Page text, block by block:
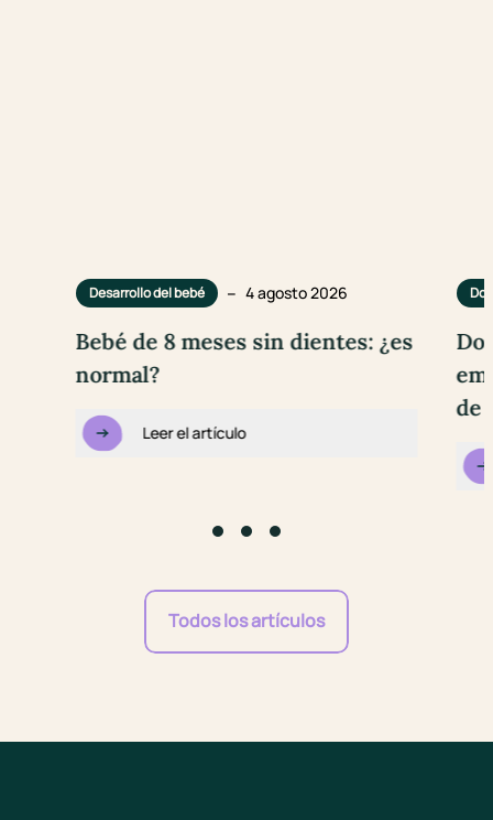
Desarrollo del bebé – 4 agosto 2026
Bebé de 8 meses sin dientes: ¿es
normal?
Leer el artículo
de
Todos los artículos